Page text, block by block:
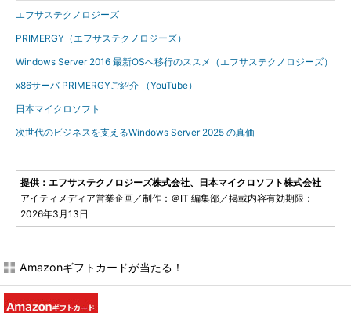
エフサステクノロジーズ
PRIMERGY（エフサステクノロジーズ）
Windows Server 2016 最新OSへ移行のススメ（エフサステクノロジーズ）
x86サーバ PRIMERGYご紹介 （YouTube）
日本マイクロソフト
次世代のビジネスを支えるWindows Server 2025 の真価
提供：エフサステクノロジーズ株式会社、日本マイクロソフト株式会社
アイティメディア営業企画／制作：＠IT 編集部／掲載内容有効期限：
2026年3月13日
Amazonギフトカードが当たる！